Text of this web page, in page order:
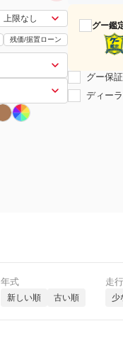
残価/据置ローン
グー鑑
グー保証
ディー
年式
新しい順 古い順
走
少